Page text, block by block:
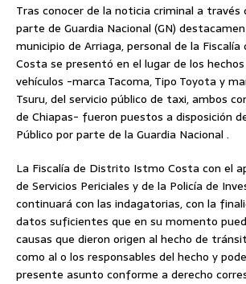
Tras conocer de la noticia criminal a
parte de Guardia Nacional (GN)
municipio de Arriaga, personal de la
Costa se presentó en el lugar de los
vehículos -marca Tacoma, Tipo Toyota y
Tsuru, del servicio público de taxi, ambos
de Chiapas- fueron puestos a disposición
Público por parte de la Guardia Nacional .
La Fiscalía de Distrito Istmo Costa con el
de Servicios Periciales y de la Policía de
continuará con las indagatorias, con la
datos suficientes que en su momento
causas que dieron origen al hecho de
como al o los responsables del hecho y
presente asunto conforme a derecho